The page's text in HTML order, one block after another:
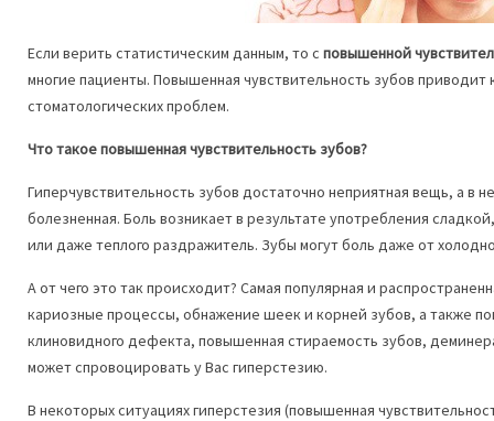
Если верить статистическим данным, то с повышенной
многие пациенты. Повышенная чувствительность зубов
стоматологических проблем.
Что такое повышенная чувствительность зубов?
Гиперчувствительность зубов достаточно неприятная вещь, а в
болезненная. Боль возникает в результате употребления
или даже теплого раздражитель. Зубы могут боль даже от
А от чего это так происходит? Самая популярная и
кариозные процессы, обнажение шеек и корней зубов, а также
клиновидного дефекта, повышенная стираемость зубов,
может спровоцировать у Вас гиперстезию.
В некоторых ситуациях гиперстезия (повышенная